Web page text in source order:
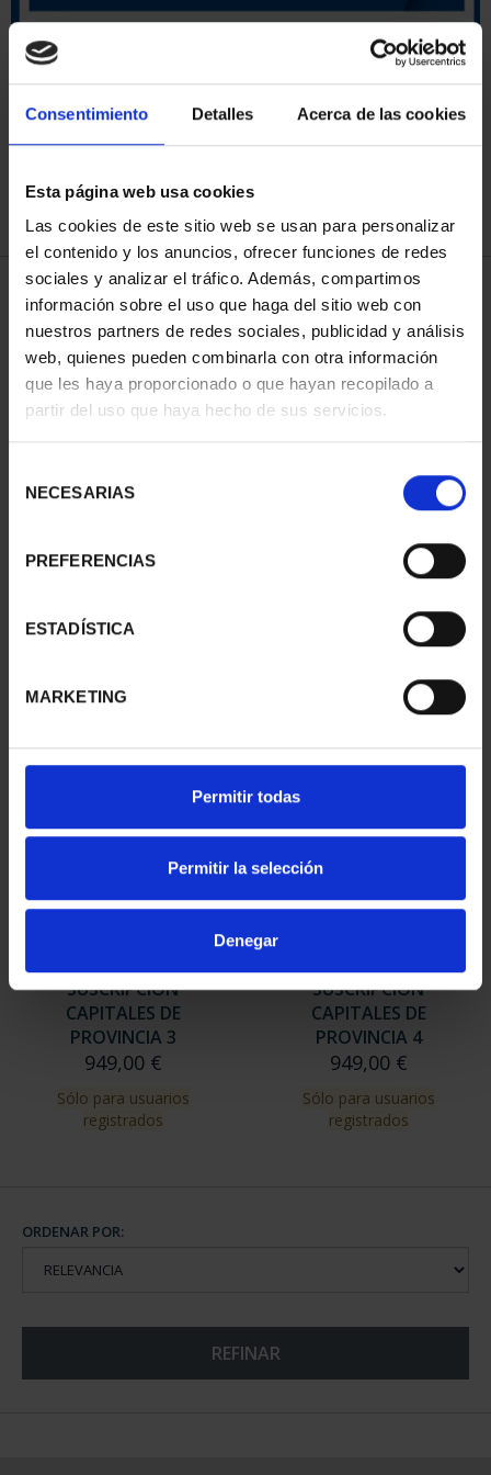
Consentimiento Detalles Acerca de las cookies
Esta página web usa cookies
Las cookies de este sitio web se usan para personalizar
el contenido y los anuncios, ofrecer funciones de redes
sociales y analizar el tráfico. Además, compartimos
información sobre el uso que haga del sitio web con
nuestros partners de redes sociales, publicidad y análisis
web, quienes pueden combinarla con otra información
que les haya proporcionado o que hayan recopilado a
partir del uso que haya hecho de sus servicios.
NECESARIAS
PREFERENCIAS
ESTADÍSTICA
MARKETING
Permitir todas
Permitir la selección
Denegar
REFINAR
4 Productos encontrados
PROVINCIA 1
Sólo para usuarios
SUSCRIPCIÓN
CAPITALES DE
PROVINCIA 2
Sólo para usuarios
registrados
SUSCRIPCIÓN
CAPITALES DE
PROVINCIA 3
949,00 €
Sólo para usuarios
registrados
SUSCRIPCIÓN
CAPITALES DE
PROVINCIA 4
949,00 €
Sólo para usuarios
registrados
ORDENAR POR:
REFINAR